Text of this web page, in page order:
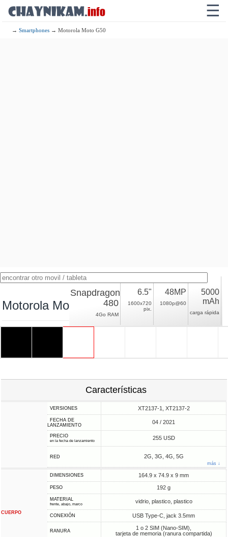
☰
→Smartphones → Motorola Moto G50
Motorola Moto G50
Snapdragon
480
4Go RAM
6.5"
1600x720
pix.
48MP
1080p@60
5000
mAh
carga rápida
Características
VERSIONES XT2137-1, XT2137-2
FECHA DE
LANZAMIENTO
04 / 2021
PRECIO
en la fecha de lanzamiento 255 USD
RED 2G, 3G, 4G, 5G
más ↓
CUERPO
DIMENSIONES 164.9 x 74.9 x 9 mm
PESO 192 g
MATERIAL
frente, abajo, marco vidrio, plastico, plastico
CONEXIÓN USB Type-C, jack 3.5mm
RANURA
1 o 2 SIM (Nano-SIM),
tarjeta de memoria (ranura compartida)